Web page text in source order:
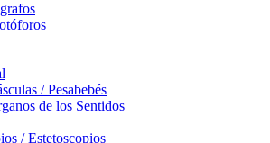
/ Pesabebés
de los Sentidos
/ Estetoscopios